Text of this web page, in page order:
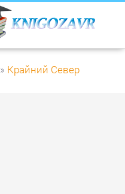
» Крайний Север